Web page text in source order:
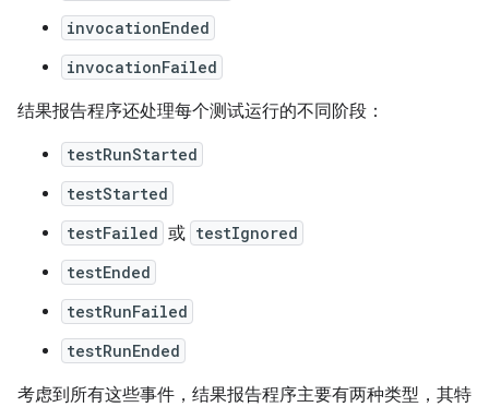
invocationEnded
invocationFailed
结果报告程序还处理每个测试运行的不同阶段：
testRunStarted
testStarted
testFailed 或 testIgnored
testEnded
testRunFailed
testRunEnded
考虑到所有这些事件，结果报告程序主要有两种类型，其特